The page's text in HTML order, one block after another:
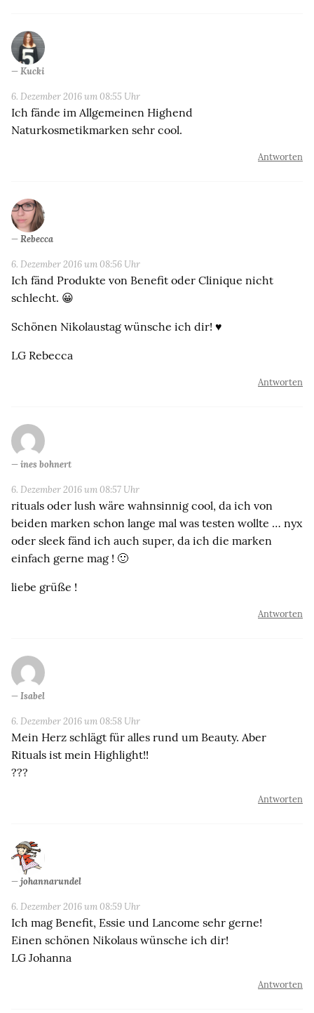
Kucki
6. Dezember 2016 um 08:55 Uhr
Ich fände im Allgemeinen Highend
Naturkosmetikmarken sehr cool.
Antworten
Rebecca
6. Dezember 2016 um 08:56 Uhr
Ich fänd Produkte von Benefit oder Clinique nicht
schlecht. 😀
Schönen Nikolaustag wünsche ich dir! ♥
LG Rebecca
Antworten
ines bohnert
6. Dezember 2016 um 08:57 Uhr
rituals oder lush wäre wahnsinnig cool, da ich von
beiden marken schon lange mal was testen wollte … nyx
oder sleek fänd ich auch super, da ich die marken
einfach gerne mag ! 🙂
liebe grüße !
Antworten
Isabel
6. Dezember 2016 um 08:58 Uhr
Mein Herz schlägt für alles rund um Beauty. Aber
Rituals ist mein Highlight!!
???
Antworten
johannarundel
6. Dezember 2016 um 08:59 Uhr
Ich mag Benefit, Essie und Lancome sehr gerne!
Einen schönen Nikolaus wünsche ich dir!
LG Johanna
Antworten